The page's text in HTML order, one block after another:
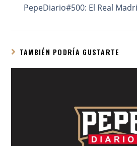
PepeDiario#500: El Real
TAMBIÉN PODRÍA GUSTARTE